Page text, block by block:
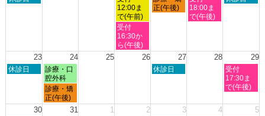
月
月
12th
2026
月
13th
月
14th
2026
月
2026
曜
日,
8
月
19th
2026
12:00ま
で(午前)
曜
2026
正(午後)
曜
日,
2026
18:00ま
で(午後)
2026
水
曜
日,
8
受付
16:30か
ら(午後)
23 24 25 26 27 28 29
日
月
休診日
月
曜
日,
8
月
診療・口
腔外科
木
月
休診日
土
曜
日,
月
受付
17:30ま
で(午後)
月
曜
日,
診療・矯
正(午後)
30 31 1 2 3 4 5